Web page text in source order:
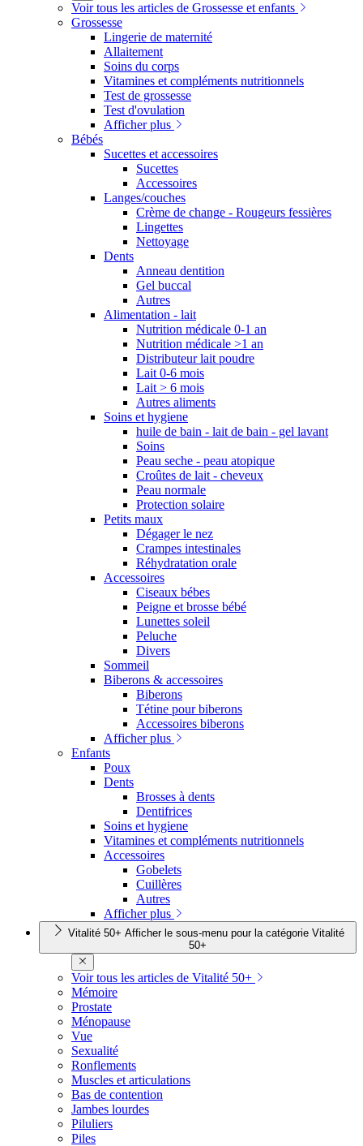
Voir tous les articles de Grossesse et enfants
Grossesse
Lingerie de maternité
Allaitement
Soins du corps
Vitamines et compléments nutritionnels
Test de grossesse
Test d'ovulation
Afficher plus
Bébés
Sucettes et accessoires
Sucettes
Accessoires
Langes/couches
Crème de change - Rougeurs fessières
Lingettes
Nettoyage
Dents
Anneau dentition
Gel buccal
Autres
Alimentation - lait
Nutrition médicale 0-1 an
Nutrition médicale >1 an
Distributeur lait poudre
Lait 0-6 mois
Lait > 6 mois
Autres aliments
Soins et hygiene
huile de bain - lait de bain - gel lavant
Soins
Peau seche - peau atopique
Croûtes de lait - cheveux
Peau normale
Protection solaire
Petits maux
Dégager le nez
Crampes intestinales
Réhydratation orale
Accessoires
Ciseaux bébes
Peigne et brosse bébé
Lunettes soleil
Peluche
Divers
Sommeil
Biberons & accessoires
Biberons
Tétine pour biberons
Accessoires biberons
Afficher plus
Enfants
Poux
Dents
Brosses à dents
Dentifrices
Soins et hygiene
Vitamines et compléments nutritionnels
Accessoires
Gobelets
Cuillères
Autres
Afficher plus
Vitalité 50+ Afficher le sous-menu pour la catégorie Vitalité
50+
Voir tous les articles de Vitalité 50+
Mémoire
Prostate
Ménopause
Vue
Sexualité
Ronflements
Muscles et articulations
Bas de contention
Jambes lourdes
Piluliers
Piles